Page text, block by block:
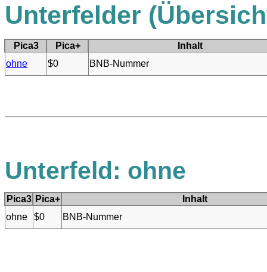
Unterfelder
Pica3 Pica+
Inhalt
ohne
$0 BNB-Nummer
Unterfeld: ohne
Pica3 Pica+
Inhalt
ohne
$0 BNB-Nummer